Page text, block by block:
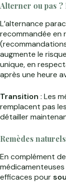
Alterner ou pas
L’alternance
recommandée en
augmente le
unique, en
après une heure
Transition : Les
remplacent pas
détailler
Remèdes
En complément
efficaces pour